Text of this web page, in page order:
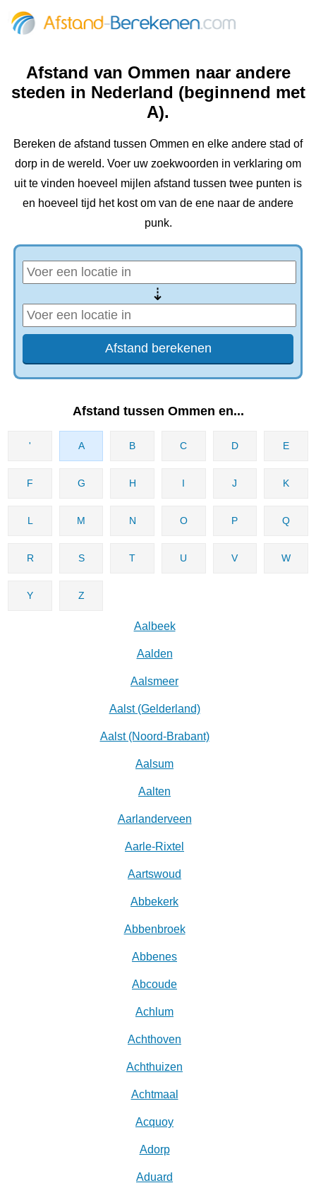
Afstand van Ommen naar andere
steden in Nederland (beginnend met
A).
Bereken de afstand tussen Ommen en elke andere stad of
dorp in de wereld. Voer uw zoekwoorden in verklaring om
uit te vinden hoeveel mijlen afstand tussen twee punten is
en hoeveel tijd het kost om van de ene naar de andere
punk.
⇢
Afstand tussen Ommen en...
' A B C D E
F G H I J K
L M N O P Q
R S T U V W
Y Z
Aalbeek
Aalden
Aalsmeer
Aalst (Gelderland)
Aalst (Noord-Brabant)
Aalsum
Aalten
Aarlanderveen
Aarle-Rixtel
Aartswoud
Abbekerk
Abbenbroek
Abbenes
Abcoude
Achlum
Achthoven
Achthuizen
Achtmaal
Acquoy
Adorp
Aduard